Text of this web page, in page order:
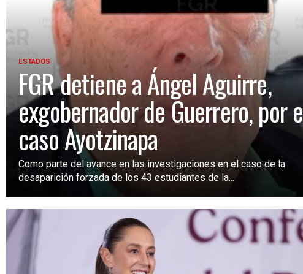
ESTADOS
FGR detiene a Ángel Aguirre,
exgobernador de Guerrero, por
caso Ayotzinapa
Como parte del avance en las investigaciones en el caso de la
desaparición forzada de los 43 estudiantes de la...